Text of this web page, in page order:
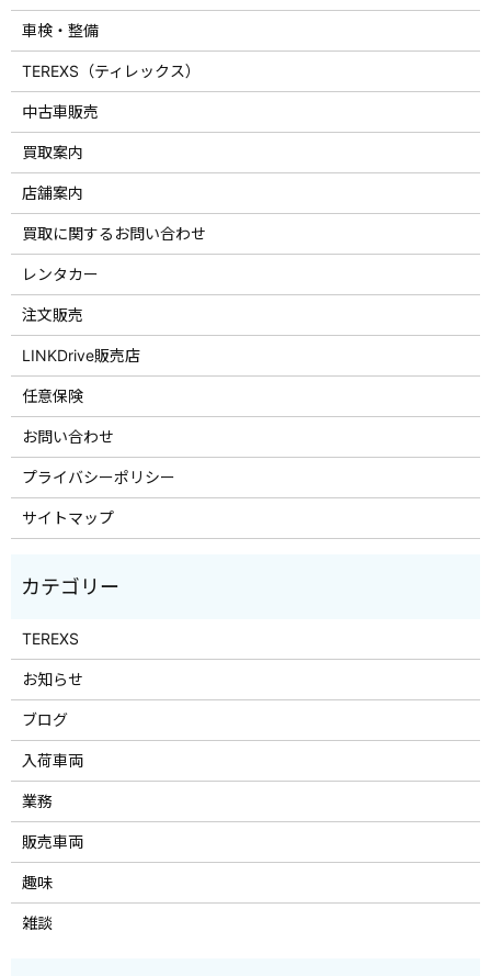
車検・整備
TEREXS（ティレックス）
中古車販売
買取案内
店舗案内
買取に関するお問い合わせ
レンタカー
注文販売
LINKDrive販売店
任意保険
お問い合わせ
プライバシーポリシー
サイトマップ
TEREXS
お知らせ
ブログ
入荷車両
業務
販売車両
趣味
雑談